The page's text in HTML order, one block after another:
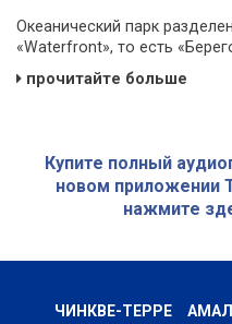
Океанический парк
«Waterfront», то есть
прочитайте больше
Купите полный
новом приложении
нажмите
ЧИНКВЕ-ТЕРРЕ